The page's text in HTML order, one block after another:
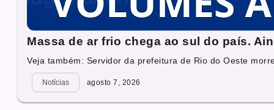
Massa de ar frio chega ao sul do país.
Veja também: Servidor da prefeitura de Rio do Oeste
Notícias agosto 7, 2026